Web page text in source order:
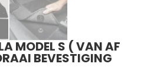
MODEL S ( VAN AF
BEVESTIGING